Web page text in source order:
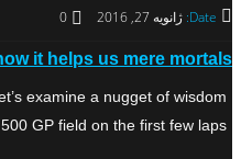
Date: ژانویه 27, 2016 0
it helps us mere mortals.
examine a nugget of wisdom
GP field on the first few laps […]